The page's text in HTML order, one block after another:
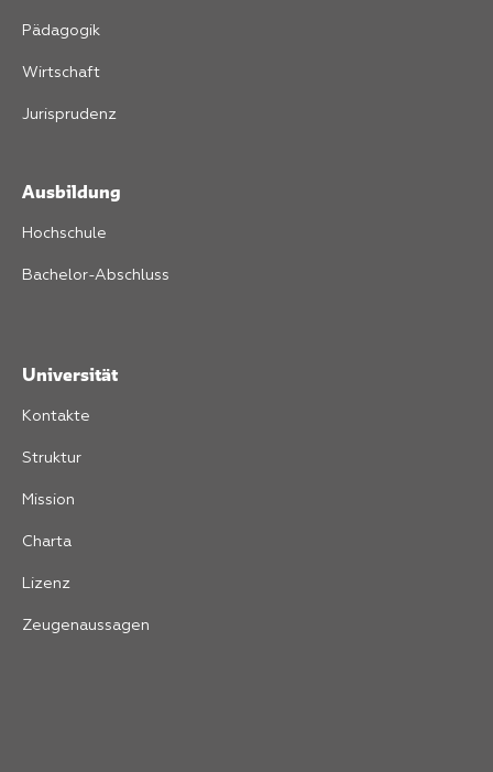
Pädagogik
Wirtschaft
Jurisprudenz
Ausbildung
Hochschule
Bachelor-Abschluss
Universität
Kontakte
Struktur
Mission
Charta
Lizenz
Zeugenaussagen